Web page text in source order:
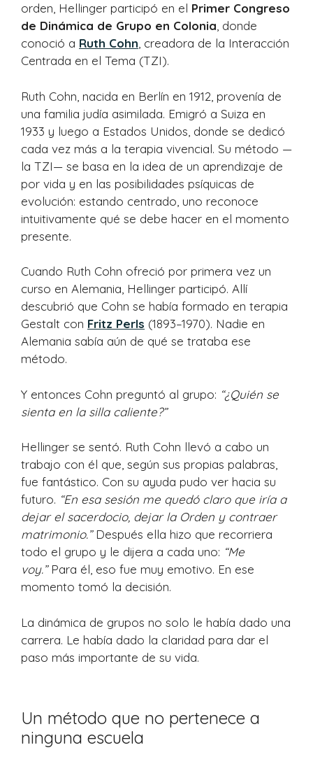
orden, Hellinger participó en el Primer Congreso
de Dinámica de Grupo en Colonia, donde
conoció a Ruth Cohn, creadora de la Interacción
Centrada en el Tema (TZI).
Ruth Cohn, nacida en Berlín en 1912, provenía de
una familia judía asimilada. Emigró a Suiza en
1933 y luego a Estados Unidos, donde se dedicó
cada vez más a la terapia vivencial. Su método —
la TZI— se basa en la idea de un aprendizaje de
por vida y en las posibilidades psíquicas de
evolución: estando centrado, uno reconoce
intuitivamente qué se debe hacer en el momento
presente.
Cuando Ruth Cohn ofreció por primera vez un
curso en Alemania, Hellinger participó. Allí
descubrió que Cohn se había formado en terapia
Gestalt con Fritz Perls (1893–1970). Nadie en
Alemania sabía aún de qué se trataba ese
método.
Y entonces Cohn preguntó al grupo: “¿Quién se
sienta en la silla caliente?”
Hellinger se sentó. Ruth Cohn llevó a cabo un
trabajo con él que, según sus propias palabras,
fue fantástico. Con su ayuda pudo ver hacia su
futuro. “En esa sesión me quedó claro que iría a
dejar el sacerdocio, dejar la Orden y contraer
matrimonio.”Después ella hizo que recorriera
todo el grupo y le dijera a cada uno: “Me
voy.”Para él, eso fue muy emotivo. En ese
momento tomó la decisión.
La dinámica de grupos no solo le había dado una
carrera. Le había dado la claridad para dar el
paso más importante de su vida.
Un método que no pertenece a
ninguna escuela